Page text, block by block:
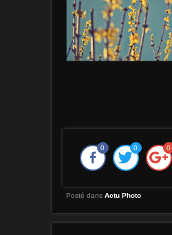
0 0 0
Posté dans Actu Photo